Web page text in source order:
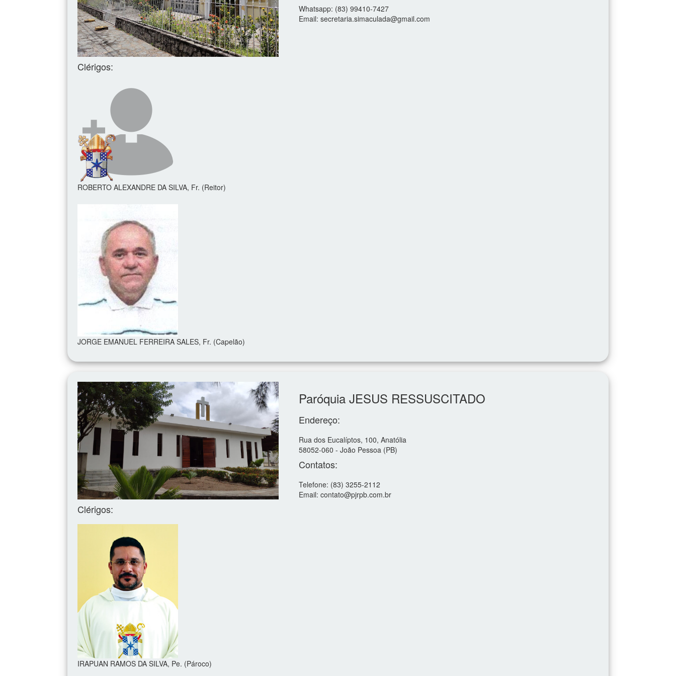
Whatsapp: (83) 99410-7427
Email: secretaria.simaculada@gmail.com
Clérigos:
ROBERTO ALEXANDRE DA SILVA, Fr. (Reitor)
JORGE EMANUEL FERREIRA SALES, Fr. (Capelão)
Paróquia JESUS RESSUSCITADO
Endereço:
Rua dos Eucalíptos, 100, Anatólia
58052-060 - João Pessoa (PB)
Contatos:
Telefone: (83) 3255-2112
Email: contato@pjrpb.com.br
Clérigos:
IRAPUAN RAMOS DA SILVA, Pe. (Pároco)